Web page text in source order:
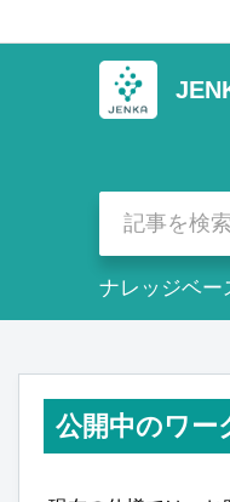
ナレッジベー
公開中のワー